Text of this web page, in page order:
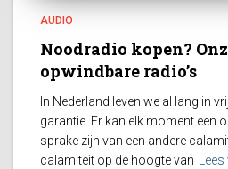
AUDIO
Noodradio kopen?
opwindbare radio’s
In Nederland leven we al lang in
garantie. Er kan elk moment een
sprake zijn van een andere
calamiteit op de hoogte van